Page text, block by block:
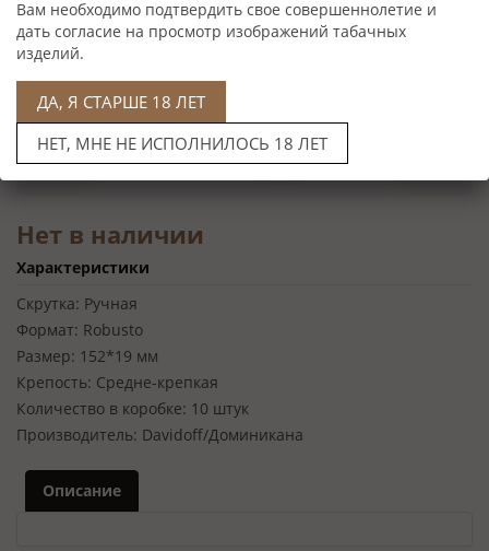
Нет в наличии
Характеристики
Скрутка: Ручная
Формат: Robusto
Размер: 152*19 мм
Крепость: Средне-крепкая
Количество в коробке: 10 штук
Производитель: Davidoff/Доминикана
Описание
Вам необходимо подтвердить свое совершеннолетие и
дать согласие на просмотр изображений табачных
изделий.
ДА, Я СТАРШЕ 18 ЛЕТ
НЕТ, МНЕ НЕ ИСПОЛНИЛОСЬ 18 ЛЕТ